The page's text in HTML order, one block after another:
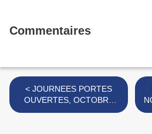
Commentaires
< JOURNEES PORTES
OUVERTES, OCTOBRE
2020